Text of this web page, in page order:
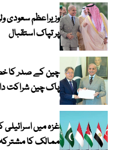
وزیراعظم سعودی
پر تپاک استقبال
چین کے صدر کا
پاک چین شراکت
ممالک کا